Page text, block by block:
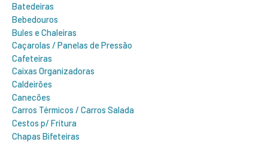
Batedeiras
Bebedouros
Bules e Chaleiras
Caçarolas / Panelas de Pressão
Cafeteiras
Caixas Organizadoras
Caldeirões
Canecões
Carros Térmicos / Carros Salada
Cestos p/ Fritura
Chapas Bifeteiras